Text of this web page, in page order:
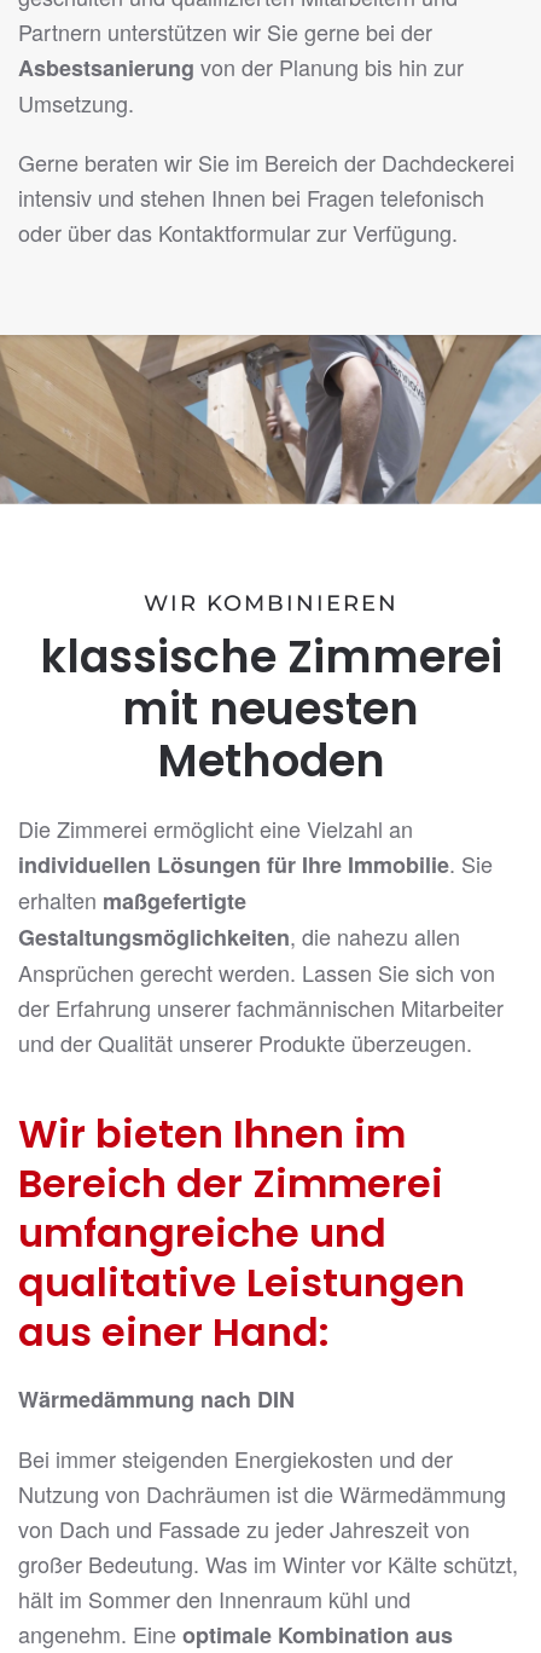
Partnern unterstützen wir Sie gerne bei der
Asbestsanierung von der Planung bis hin zur
Umsetzung.
Gerne beraten wir Sie im Bereich der Dachdeckerei
intensiv und stehen Ihnen bei Fragen telefonisch
oder über das Kontaktformular zur Verfügung.
WIR KOMBINIEREN
klassische Zimmerei
mit neuesten
Methoden
Die Zimmerei ermöglicht eine Vielzahl an
individuellen Lösungen für Ihre Immobilie. Sie
erhalten maßgefertigte
Gestaltungsmöglichkeiten, die nahezu allen
Ansprüchen gerecht werden. Lassen Sie sich von
der Erfahrung unserer fachmännischen Mitarbeiter
und der Qualität unserer Produkte überzeugen.
Wir bieten Ihnen im
Bereich der Zimmerei
umfangreiche und
qualitative Leistungen
aus einer Hand:
Wärmedämmung nach DIN
Bei immer steigenden Energiekosten und der
Nutzung von Dachräumen ist die Wärmedämmung
von Dach und Fassade zu jeder Jahreszeit von
großer Bedeutung. Was im Winter vor Kälte schützt,
hält im Sommer den Innenraum kühl und
angenehm. Eineoptimale Kombination aus